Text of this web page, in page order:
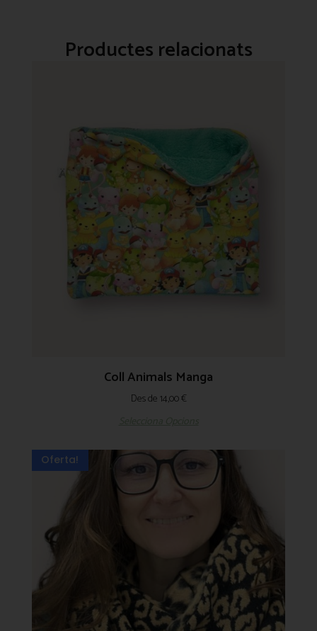
Productes relacionats
Coll Animals Manga
Des de14,00€
Oferta!